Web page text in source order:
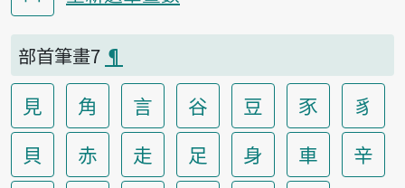
部首筆畫7 ¶
見 角 言 谷 豆 豕
豸
貝
赤 走 足 身 車
辛